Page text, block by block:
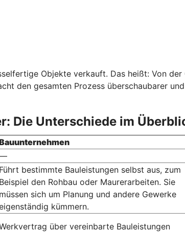
Objekte verkauft. Das heißt: Von
den gesamten Prozess überschaubarer
Die Unterschiede im
Führt bestimmte Bauleistungen selbst aus, zum
Beispiel den Rohbau oder Maurerarbeiten. Sie
müssen sich um Planung und andere Gewerke
kümmern.
über vereinbarte Bauleistungen